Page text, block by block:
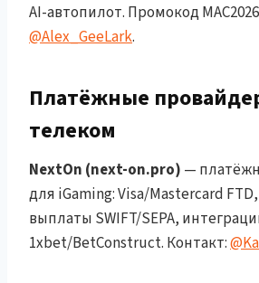
AI-автопилот. Промокод
@Alex_GeeLark.
Платёжные
телеком
NextOn (next-on.pro) —
для iGaming: Visa/Mastercard
выплаты SWIFT/SEPA,
1xbet/BetConstruct. Контакт: